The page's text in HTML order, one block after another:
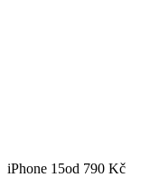
iPhone 15od 790 Kč